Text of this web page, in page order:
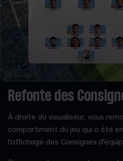
Refonte des
À droite du visualiseur, vous
compartiment du jeu qui a été
l'affichage des Consignes